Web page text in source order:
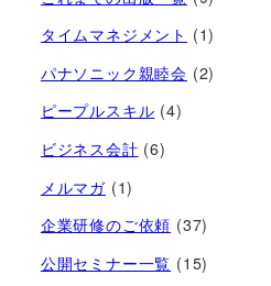
タイムマネジメント (1)
パナソニック親睦会 (2)
ピープルスキル (4)
ビジネス会計 (6)
メルマガ (1)
企業研修のご依頼 (37)
公開セミナー一覧 (15)